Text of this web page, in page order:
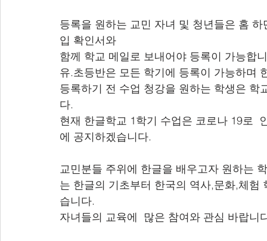
등록을 원하는 교민 자녀 및 청년들은 홈
입 확인서와
함께 학교 메일로 보내어야 등록이 가능합
유.초등반은 모든 학기에 등록이 가능하며
등록하기 전 수업 청강을 원하는 학생은
다.
현재 한글학교 1학기 수업은 코로나 19로
에 공지하겠습니다.
교민분들 주위에 한글을 배우고자 원하는
는 한글의 기초부터 한국의 역사,문화,체
습니다.
자녀들의 교육에  많은 참여와 관심 바랍니